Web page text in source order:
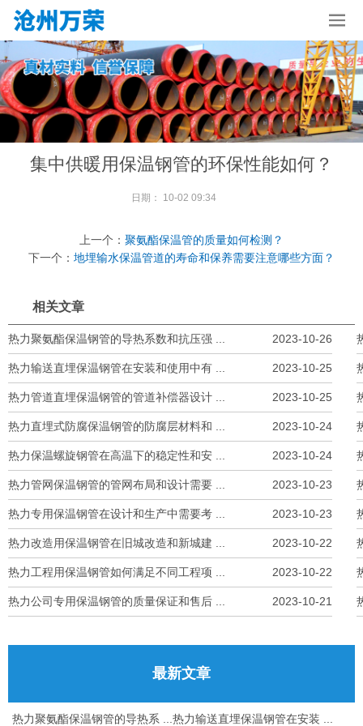
集中供暖用保温钢管的环保性能如何？
日期： 10-02 09:34
上一个： 聚氨酯保温管的质量如何检测？
下一个： 地埋输水保温管道的寿命和保养需要注意哪些方面？
相关文章
热力聚氨酯保温钢管的导热系数和抗压强 ... 2023-10-26
热力输送直埋保温钢管在安装和使用中有 ... 2023-10-25
热力管道直埋保温钢管的管道补偿器设计 ... 2023-10-25
热力直埋式防腐保温钢管的防腐层材料和 ... 2023-10-24
热力保温螺旋钢管在高温下的稳定性和安 ... 2023-10-24
热力管网保温钢管的管网布局和设计需要 ... 2023-10-23
热力专用保温钢管在设计和生产中需要考 ... 2023-10-23
热力改造用保温钢管在旧城改造和新城建 ... 2023-10-22
热力工程用保温钢管如何满足不同工程项 ... 2023-10-22
热力公司专用保温钢管的质量保证和售后 ... 2023-10-21
最新文章
热力聚氨酯保温钢管的导热系 ... 热力输送直埋保温钢管在安装 ...